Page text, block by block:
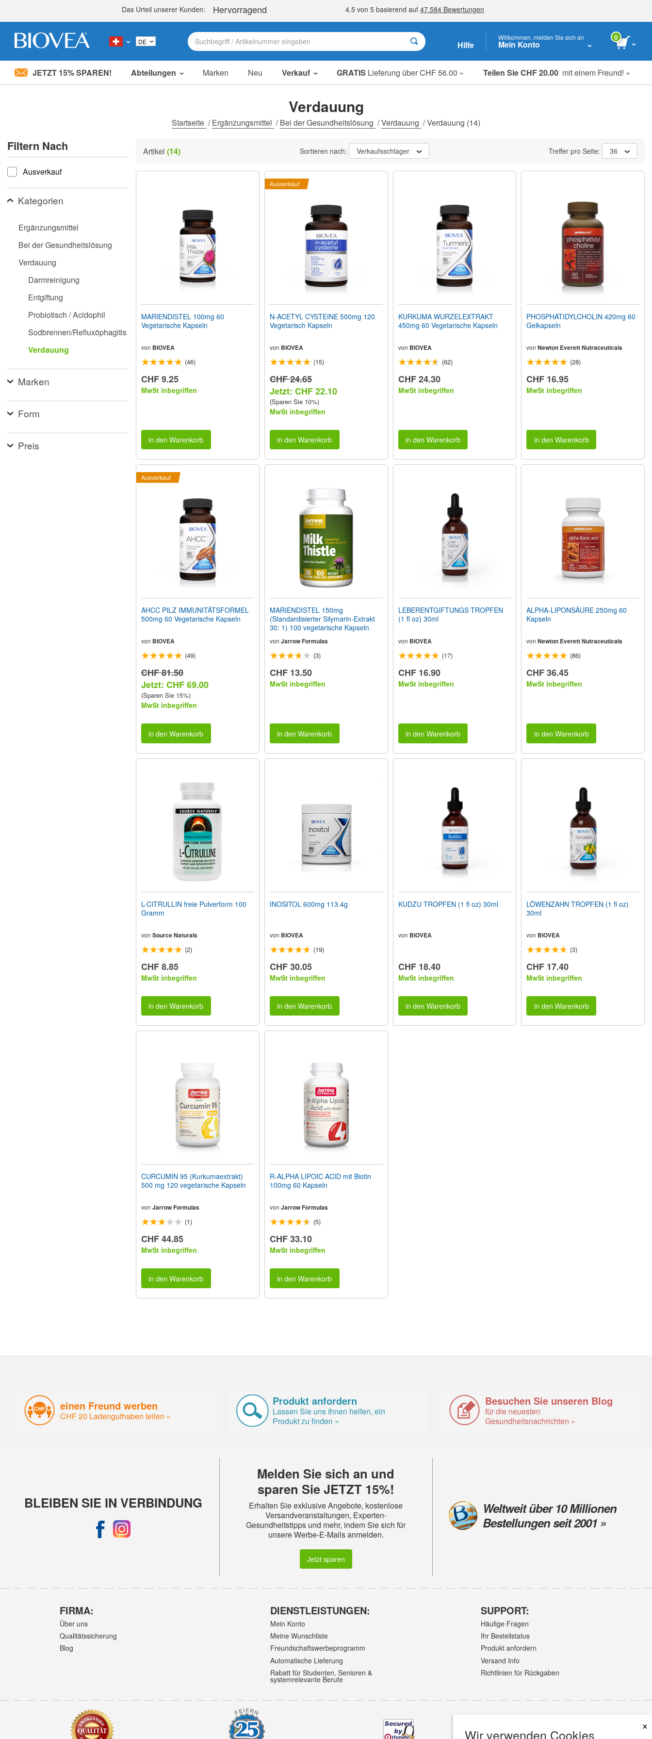
Bitte
Barrierefreiheitssystem.
Drücken
Sie
Strg-
um
die
Website
Sehbehinderte
anzupassen,
einen
Bildschirmleser
verwenden;
Drücken
Eingabehilfemenü
Hilfe
Willkommen, melden Sie sich an
Mein Konto
0
JETZT 15% SPAREN! Abteilungen Marken Neu Verkauf GRATIS Lieferung über CHF 56.00 » Teilen Sie CHF 20.00 mit einem Freund! »
Sale Artikel
Ausverkauf
Wir verwenden Cookies
×
Verdauung
Startseite /Ergänzungsmittel /Bei der Gesundheitslösung /Verdauung /Verdauung (14)
Filtern Nach
filtern nach
Ausverkauf
Kategorien
Ergänzungsmittel
Bei der Gesundheitslösung
Verdauung
Darmreinigung
Entgiftung
Probiotisch / Acidophil
Sodbrennen/Refluxöphagitis
Verdauung
Marken
Form
Preis
Artikel (14) Sortieren nach: Verkaufsschlager Treffer pro Seite: 36
MARIENDISTEL 100mg 60
Vegetarische Kapseln
von BIOVEA
(46)
CHF 9.25
MwSt inbegriffen
in den Warenkorb
Ausverkauf
N-ACETYL CYSTEINE 500mg 120
Vegetarisch Kapseln
von BIOVEA
(15)
CHF 24.65
Jetzt: CHF 22.10
(Sparen Sie 10%)
MwSt inbegriffen
in den Warenkorb
KURKUMA WURZELEXTRAKT
450mg 60 Vegetarische Kapseln
von BIOVEA
(62)
CHF 24.30
MwSt inbegriffen
in den Warenkorb
PHOSPHATIDYLCHOLIN 420mg 60
Gelkapseln
von Newton Everett Nutraceuticals
(28)
CHF 16.95
MwSt inbegriffen
in den Warenkorb
Ausverkauf
AHCC PILZ IMMUNITÄTSFORMEL
500mg 60 Vegetarische Kapseln
von BIOVEA
(49)
CHF 81.50
Jetzt: CHF 69.00
(Sparen Sie 15%)
MwSt inbegriffen
in den Warenkorb
MARIENDISTEL 150mg
(Standardisierter Silymarin-Extrakt
30: 1) 100 vegetarische Kapseln
von Jarrow Formulas
(3)
CHF 13.50
MwSt inbegriffen
in den Warenkorb
LEBERENTGIFTUNGS TROPFEN
(1 fl oz) 30ml
von BIOVEA
(17)
CHF 16.90
MwSt inbegriffen
in den Warenkorb
ALPHA-LIPONSÄURE 250mg 60
Kapseln
von Newton Everett Nutraceuticals
(86)
CHF 36.45
MwSt inbegriffen
in den Warenkorb
L-CITRULLIN freie Pulverform 100
Gramm
von Source Naturals
(2)
CHF 8.85
MwSt inbegriffen
in den Warenkorb
INOSITOL 600mg 113.4g
von BIOVEA
(19)
CHF 30.05
MwSt inbegriffen
in den Warenkorb
KUDZU TROPFEN (1 fl oz) 30ml
von BIOVEA
CHF 18.40
MwSt inbegriffen
in den Warenkorb
LÖWENZAHN TROPFEN (1 fl oz)
30ml
von BIOVEA
(3)
CHF 17.40
MwSt inbegriffen
in den Warenkorb
CURCUMIN 95 (Kurkumaextrakt)
500 mg 120 vegetarische Kapseln
von Jarrow Formulas
(1)
CHF 44.85
MwSt inbegriffen
in den Warenkorb
R-ALPHA LIPOIC ACID mit Biotin
100mg 60 Kapseln
von Jarrow Formulas
(5)
CHF 33.10
MwSt inbegriffen
in den Warenkorb
einen Freund werben
CHF 20 Ladenguthaben teilen »
Produkt anfordern
Lassen Sie uns Ihnen helfen, ein
Produkt zu finden »
Besuchen Sie unseren Blog
für die neuesten
Gesundheitsnachrichten »
BLEIBEN SIE IN VERBINDUNG
Melden Sie sich an und
sparen Sie JETZT 15%!
Erhalten Sie exklusive Angebote, kostenlose
Versandveranstaltungen, Experten-
Gesundheitstipps und mehr, indem Sie sich für
unsere Werbe-E-Mails anmelden.
Jetzt sparen
Weltweit über 10 Millionen
Bestellungen seit 2001 »
FIRMA:
Über uns
Qualitätssicherung
Blog
DIENSTLEISTUNGEN:
Mein Konto
Meine Wunschliste
Freundschaftswerbeprogramm
Automatische Lieferung
Rabatt für Studenten, Senioren &
systemrelevante Berufe
SUPPORT:
Häufige Fragen
Ihr Bestellstatus
Produkt anfordern
Versand Info
Richtlinien für Rückgaben